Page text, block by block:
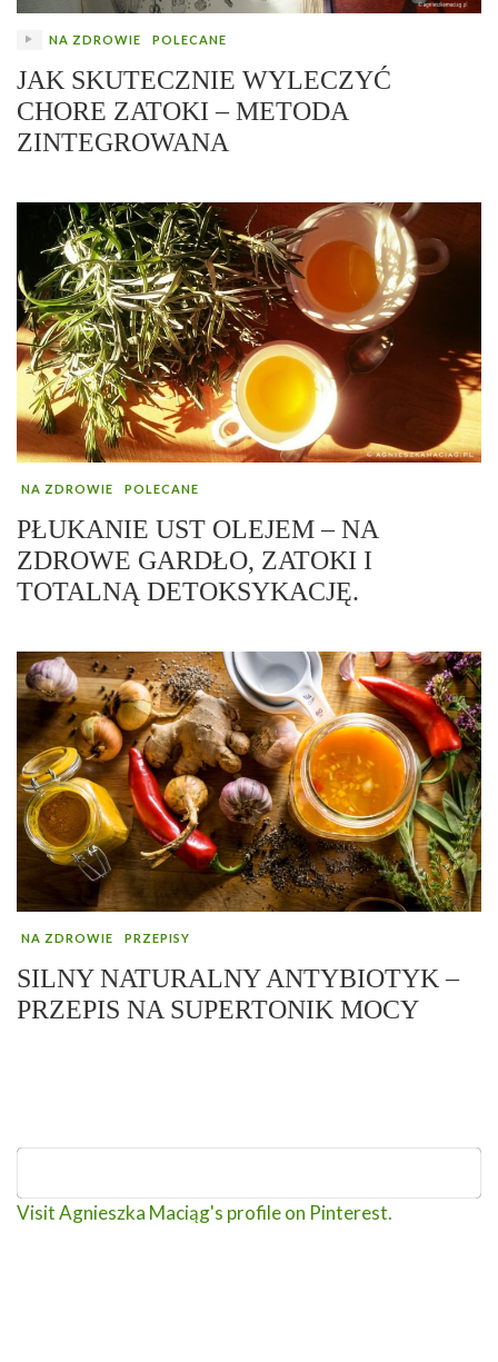
NA ZDROWIE POLECANE
JAK SKUTECZNIE WYLECZYĆ
CHORE ZATOKI – METODA
ZINTEGROWANA
NA ZDROWIE POLECANE
PŁUKANIE UST OLEJEM – NA
ZDROWE GARDŁO, ZATOKI I
TOTALNĄ DETOKSYKACJĘ.
NA ZDROWIE PRZEPISY
SILNY NATURALNY ANTYBIOTYK –
PRZEPIS NA SUPERTONIK MOCY
Visit Agnieszka Maciąg's profile on Pinterest.